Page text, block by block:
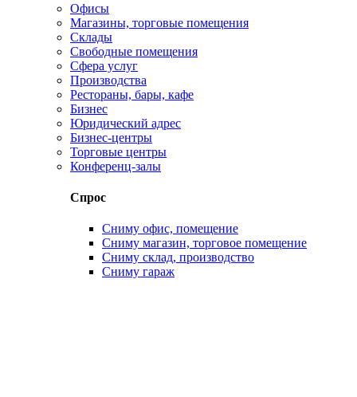
Офисы
Магазины, торговые помещения
Склады
Свободные помещения
Сфера услуг
Производства
Рестораны, бары, кафе
Бизнес
Юридический адрес
Бизнес-центры
Торговые центры
Конференц-залы
Спрос
Сниму офис, помещение
Сниму магазин, торговое помещение
Сниму склад, производство
Сниму гараж